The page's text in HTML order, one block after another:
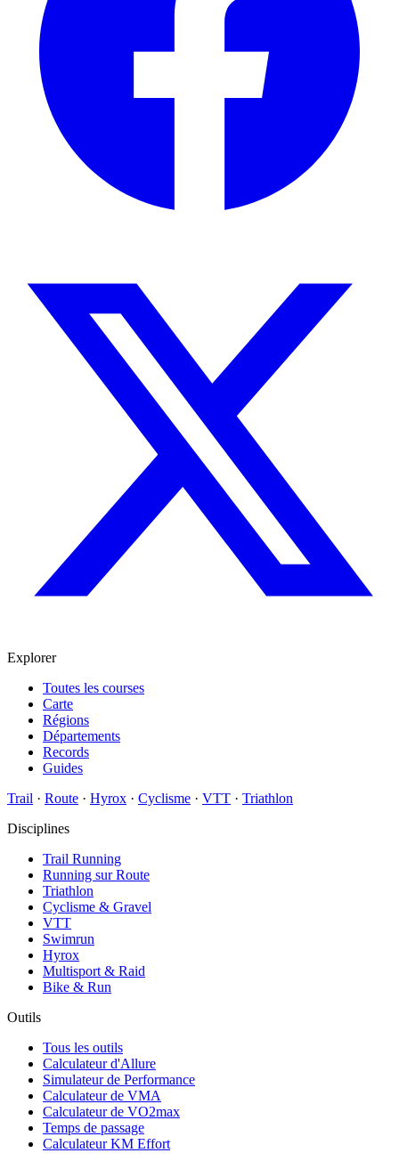
Explorer
Toutes les courses
Carte
Régions
Départements
Records
Guides
Trail · Route · Hyrox · Cyclisme · VTT · Triathlon
Disciplines
Trail Running
Running sur Route
Triathlon
Cyclisme & Gravel
VTT
Swimrun
Hyrox
Multisport & Raid
Bike & Run
Outils
Tous les outils
Calculateur d'Allure
Simulateur de Performance
Calculateur de VMA
Calculateur de VO2max
Temps de passage
Calculateur KM Effort